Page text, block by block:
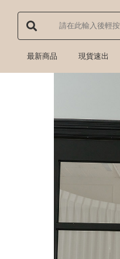
最新商品 現貨速出